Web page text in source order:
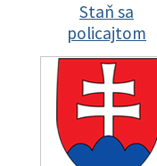
Staň sa
policajtom